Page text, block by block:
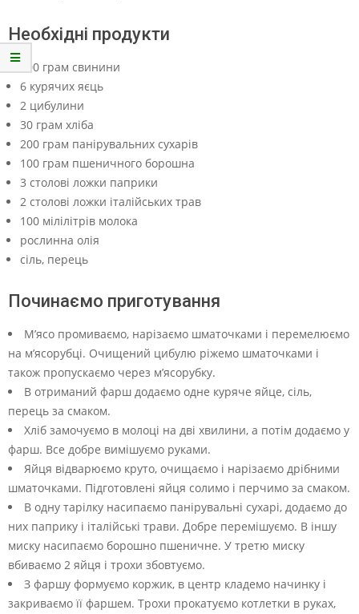
Необхідні продукти
500 грам свинини
6 курячих яєць
2 цибулини
30 грам хліба
200 грам панірувальних сухарів
100 грам пшеничного борошна
3 столові ложки паприки
2 столові ложки італійських трав
100 мілілітрів молока
рослинна олія
сіль, перець
Починаємо приготування
М’ясо промиваємо, нарізаємо шматочками і перемелюємо
на м’ясорубці. Очищений цибулю ріжемо шматочками і
також пропускаємо через м’ясорубку.
В отриманий фарш додаємо одне куряче яйце, сіль,
перець за смаком.
Хліб замочуємо в молоці на дві хвилини, а потім додаємо у
фарш. Все добре вимішуємо руками.
Яйця відварюємо круто, очищаємо і нарізаємо дрібними
шматочками. Підготовлені яйця солимо і перчимо за смаком.
В одну тарілку насипаємо панірувальні сухарі, додаємо до
них паприку і італійські трави. Добре перемішуємо. В іншу
миску насипаємо борошно пшеничне. У третю миску
вбиваємо 2 яйця і трохи збовтуємо.
З фаршу формуємо коржик, в центр кладемо начинку і
закриваємо її фаршем. Трохи прокатуємо котлетки в руках,